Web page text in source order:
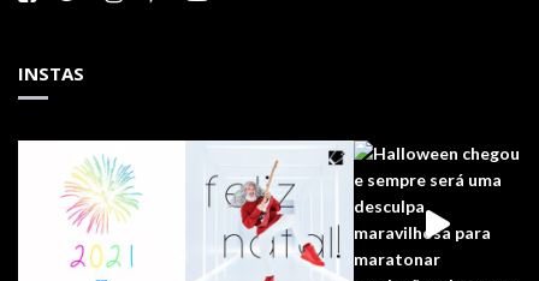
INSTAS